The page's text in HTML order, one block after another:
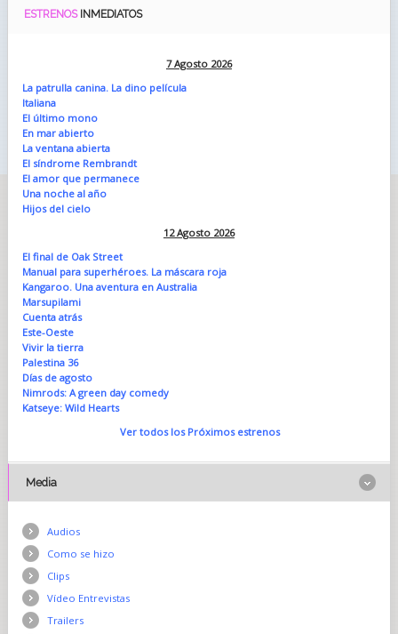
ESTRENOS INMEDIATOS
7 Agosto 2026
La patrulla canina. La dino película
Italiana
El último mono
En mar abierto
La ventana abierta
El síndrome Rembrandt
El amor que permanece
Una noche al año
Hijos del cielo
12 Agosto 2026
El final de Oak Street
Manual para superhéroes. La máscara roja
Kangaroo. Una aventura en Australia
Marsupilami
Cuenta atrás
Este-Oeste
Vivir la tierra
Palestina 36
Días de agosto
Nimrods: A green day comedy
Katseye: Wild Hearts
Ver todos los Próximos estrenos
Media
Audios
Como se hizo
Clips
Vídeo Entrevistas
Trailers